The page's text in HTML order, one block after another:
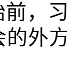
前，
的外